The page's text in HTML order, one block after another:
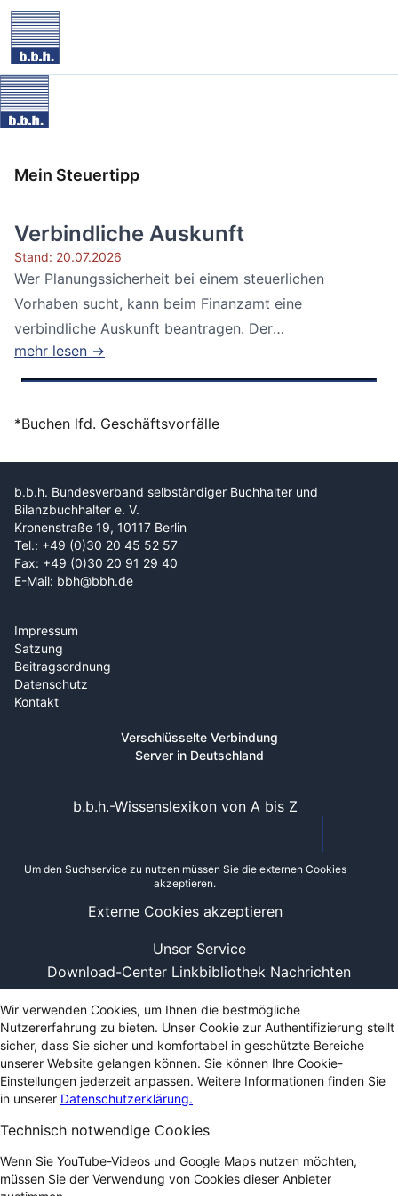
Mein Steuertipp
Verbindliche Auskunft
Stand: 20.07.2026
Wer Planungssicherheit bei einem steuerlichen
Vorhaben sucht, kann beim Finanzamt eine
verbindliche Auskunft beantragen. Der
Bundesfinanzhof...
mehr lesen →
*Buchen lfd. Geschäftsvorfälle
b.b.h. Bundesverband selbständiger Buchhalter und
Bilanzbuchhalter e. V.
Kronenstraße 19, 10117 Berlin
Tel.: +49 (0)30 20 45 52 57
Fax: +49 (0)30 20 91 29 40
E-Mail: bbh@bbh.de
Impressum
Satzung
Beitragsordnung
Datenschutz
Kontakt
Verschlüsselte Verbindung
Server in Deutschland
Unser Service
Download-Center Linkbibliothek Nachrichten
b.b.h.-Wissenslexikon von A bis Z
Um den Suchservice zu nutzen müssen Sie die externen Cookies
akzeptieren.
Externe Cookies akzeptieren
Wir verwenden Cookies, um Ihnen die bestmögliche
Nutzererfahrung zu bieten. Unser Cookie zur Authentifizierung stellt
sicher, dass Sie sicher und komfortabel in geschützte Bereiche
unserer Website gelangen können. Sie können Ihre Cookie-
Einstellungen jederzeit anpassen. Weitere Informationen finden Sie
in unserer Datenschutzerklärung.
Technisch notwendige Cookies
Wenn Sie YouTube-Videos und Google Maps nutzen möchten,
müssen Sie der Verwendung von Cookies dieser Anbieter